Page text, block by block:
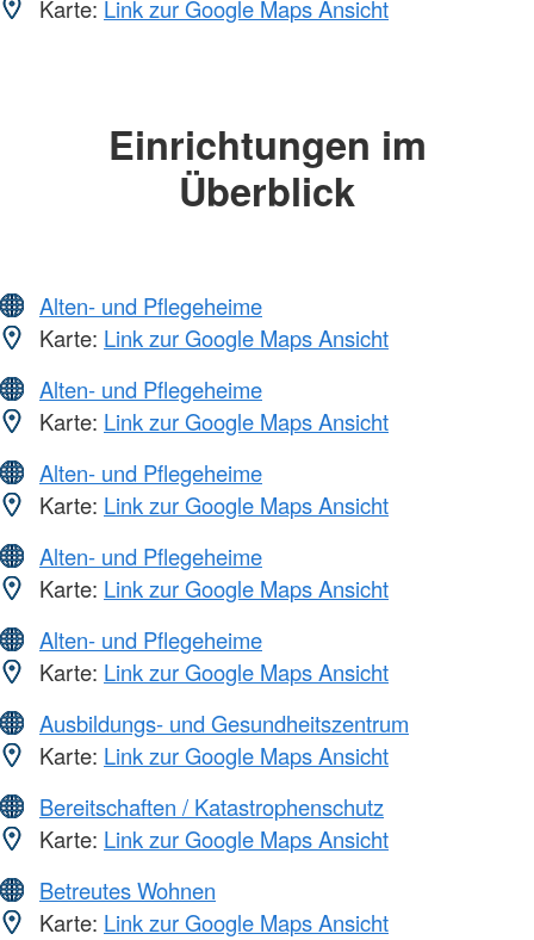
Karte: Link zur Google Maps Ansicht
Einrichtungen im
Überblick
Alten- und Pflegeheime
Karte: Link zur Google Maps Ansicht
Alten- und Pflegeheime
Karte: Link zur Google Maps Ansicht
Alten- und Pflegeheime
Karte: Link zur Google Maps Ansicht
Alten- und Pflegeheime
Karte: Link zur Google Maps Ansicht
Alten- und Pflegeheime
Karte: Link zur Google Maps Ansicht
Ausbildungs- und Gesundheitszentrum
Karte: Link zur Google Maps Ansicht
Bereitschaften / Katastrophenschutz
Karte: Link zur Google Maps Ansicht
Betreutes Wohnen
Karte: Link zur Google Maps Ansicht